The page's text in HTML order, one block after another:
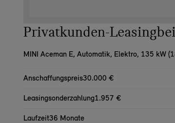
Privatkunden-
MINI Aceman E, Automatik, Elektro, 135 kW
Anschaffungspreis30.000 €
Leasingsonderzahlung1.957 €
Laufzeit36 Monate